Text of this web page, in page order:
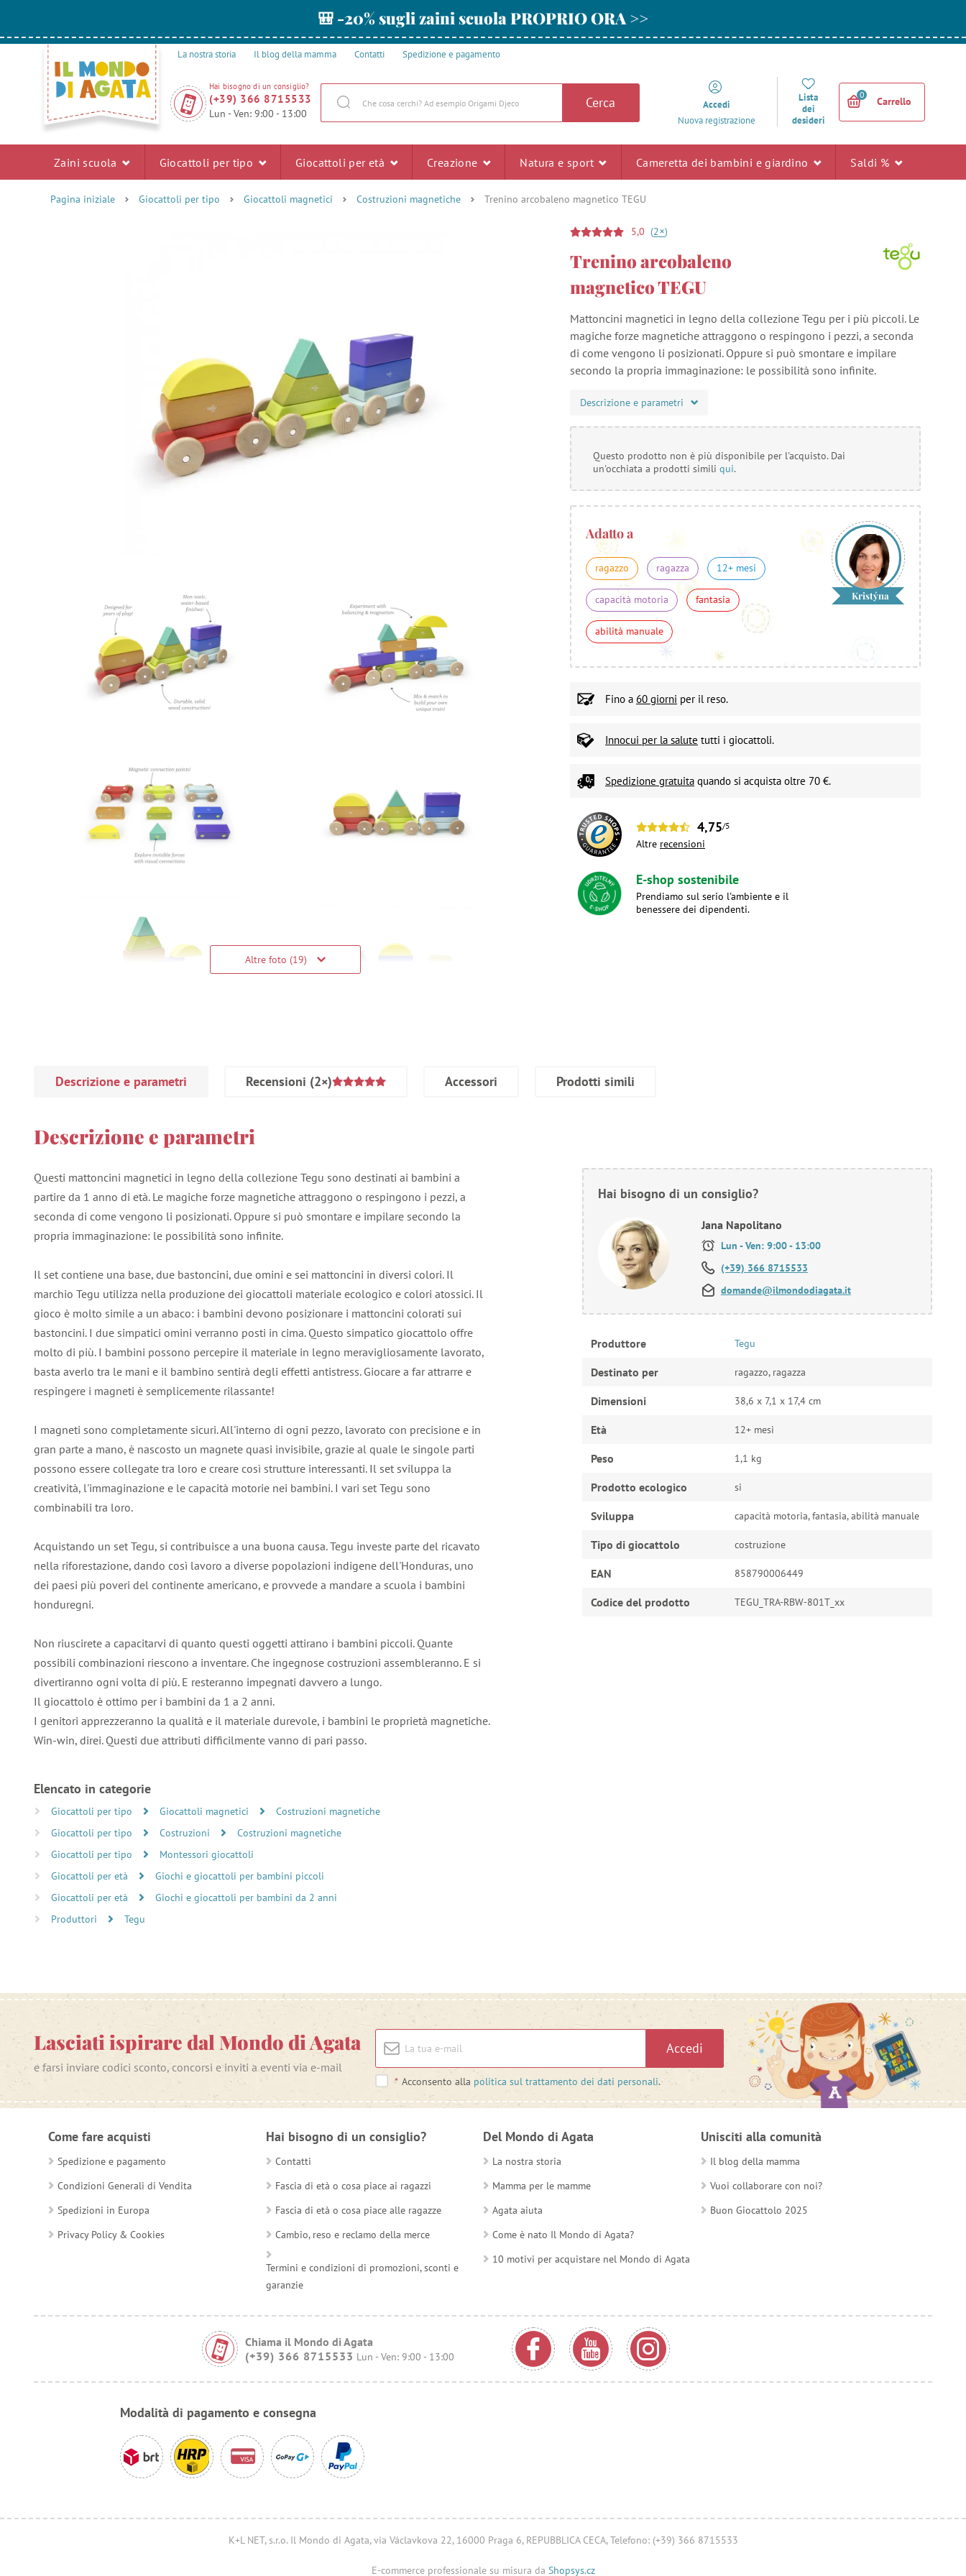
🎒 -20% sugli zaini scuola PROPRIO ORA >>
La nostra storia Il blog della mamma Contatti Spedizione e pagamento
Hai bisogno di un consiglio?
(+39) 366 8715533
Lun - Ven: 9:00 - 13:00
Cerca
Accedi
Nuova registrazione
Lista
dei
desideri
0
Carrello
Zaini scuola Giocattoli per tipo Giocattoli per età Creazione Natura e sport Cameretta dei bambini e giardino Saldi %
Pagina iniziale Giocattoli per tipo Giocattoli magnetici Costruzioni magnetiche Trenino arcobaleno magnetico TEGU
Altre foto (19)
5,0 (2+)
Trenino arcobaleno
magnetico TEGU
Mattoncini magnetici in legno della collezione Tegu per i più piccoli. Le
magiche forze magnetiche attraggono o respingono i pezzi, a seconda
di come vengono li posizionati. Oppure si può smontare e impilare
secondo la propria immaginazione: le possibilità sono infinite.
Descrizione e parametri
Questo prodotto non è più disponibile per l'acquisto. Dai
un'occhiata a prodotti simili qui.
Adatto a
ragazzo ragazza 12+ mesi
capacità motoria fantasia
abilità manuale
Kristýna
Fino a 60 giorni per il reso.
Innocui per la salute tutti i giocattoli.
Spedizione gratuita quando si acquista oltre 70 €.
4,75/5
Altre recensioni
E-shop sostenibile
Prendiamo sul serio l'ambiente e il
benessere dei dipendenti.
Descrizione e parametri Recensioni (2×) Accessori Prodotti simili
Descrizione e parametri
Questi mattoncini magnetici in legno della collezione Tegu sono destinati ai bambini a
partire da 1 anno di età. Le magiche forze magnetiche attraggono o respingono i pezzi, a
seconda di come vengono li posizionati. Oppure si può smontare e impilare secondo la
propria immaginazione: le possibilità sono infinite.
Il set contiene una base, due bastoncini, due omini e sei mattoncini in diversi colori. Il
marchio Tegu utilizza nella produzione dei giocattoli materiale ecologico e colori atossici. Il
gioco è molto simile a un abaco: i bambini devono posizionare i mattoncini colorati sui
bastoncini. I due simpatici omini verranno posti in cima. Questo simpatico giocattolo offre
molto di più. I bambini possono percepire il materiale in legno meravigliosamente lavorato,
basta averlo tra le mani e il bambino sentirà degli effetti antistress. Giocare a far attrarre e
respingere i magneti è semplicemente rilassante!
I magneti sono completamente sicuri. All'interno di ogni pezzo, lavorato con precisione e in
gran parte a mano, è nascosto un magnete quasi invisibile, grazie al quale le singole parti
possono essere collegate tra loro e creare così strutture interessanti. Il set sviluppa la
creatività, l'immaginazione e le capacità motorie nei bambini. I vari set Tegu sono
combinabili tra loro.
Acquistando un set Tegu, si contribuisce a una buona causa. Tegu investe parte del ricavato
nella riforestazione, dando così lavoro a diverse popolazioni indigene dell'Honduras, uno
dei paesi più poveri del continente americano, e provvede a mandare a scuola i bambini
honduregni.
Non riuscirete a capacitarvi di quanto questi oggetti attirano i bambini piccoli. Quante
possibili combinazioni riescono a inventare. Che ingegnose costruzioni assembleranno. E si
divertiranno ogni volta di più. E resteranno impegnati davvero a lungo.
Il giocattolo è ottimo per i bambini da 1 a 2 anni.
I genitori apprezzeranno la qualità e il materiale durevole, i bambini le proprietà magnetiche.
Win-win, direi. Questi due attributi difficilmente vanno di pari passo.
Elencato in categorie
Giocattoli per tipo Giocattoli magnetici
Costruzioni magnetiche
Giocattoli per tipo
Costruzioni
Costruzioni magnetiche
Giocattoli per tipo
Montessori giocattoli
Giocattoli per età
Giochi e giocattoli per bambini piccoli
Giocattoli per età
Giochi e giocattoli per bambini da 2 anni
Produttori
Tegu
Hai bisogno di un consiglio?
Jana Napolitano
Lun - Ven: 9:00 - 13:00
(+39) 366 8715533
domande@ilmondodiagata.it
Produttore Tegu
Destinato per ragazzo, ragazza
Dimensioni 38,6 x 7,1 x 17,4 cm
Età 12+ mesi
Peso 1,1 kg
Prodotto ecologico si
Sviluppa capacità motoria, fantasia, abilità manuale
Tipo di giocattolo costruzione
EAN 858790006449
Codice del prodotto TEGU_TRA-RBW-801T_xx
Lasciati ispirare dal Mondo di Agata
e farsi inviare codici sconto, concorsi e inviti a eventi via e-mail
Accedi
* Acconsento alla politica sul trattamento dei dati personali.
Come fare acquisti
Spedizione e pagamento
Condizioni Generali di Vendita
Spedizioni in Europa
Privacy Policy & Cookies
Hai bisogno di un consiglio?
Contatti
Fascia di età o cosa piace ai ragazzi
Fascia di età o cosa piace alle ragazze
Cambio, reso e reclamo della merce
Termini e condizioni di promozioni, sconti e
garanzie
Del Mondo di Agata
La nostra storia
Mamma per le mamme
Agata aiuta
Come è nato Il Mondo di Agata?
10 motivi per acquistare nel Mondo di Agata
Unisciti alla comunità
Il blog della mamma
Vuoi collaborare con noi?
Buon Giocattolo 2025
Chiama il Mondo di Agata
(+39) 366 8715533 Lun - Ven: 9:00 - 13:00
Modalità di pagamento e consegna
K+L NET, s.r.o. Il Mondo di Agata, via Václavkova 22, 16000 Praga 6, REPUBBLICA CECA, Telefono: (+39) 366 8715533
E-commerce professionale su misura da Shopsys.cz